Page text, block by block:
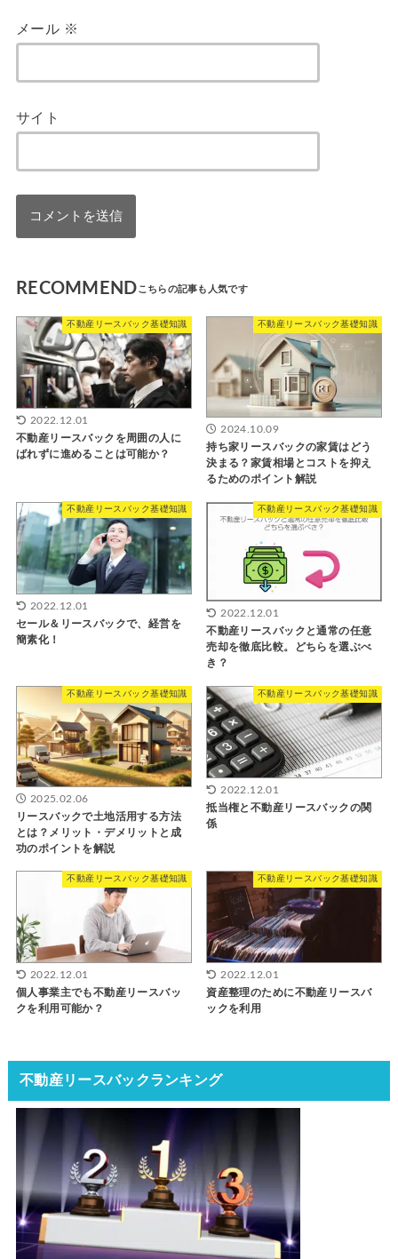
メール ※
サイト
RECOMMEND
不動産リースバック基礎知識
2022.12.01
不動産リースバックを周囲の人に
ばれずに進めることは可能か？
不動産リースバック基礎知識
2024.10.09
持ち家リースバックの家賃はどう
決まる？家賃相場とコストを抑え
るためのポイント解説
不動産リースバック基礎知識
2022.12.01
セール＆リースバックで、経営を
簡素化！
不動産リースバック基礎知識
2022.12.01
不動産リースバックと通常の任意
売却を徹底比較。どちらを選ぶべ
き？
不動産リースバック基礎知識
2025.02.06
リースバックで土地活用する方法
とは？メリット・デメリットと成
功のポイントを解説
不動産リースバック基礎知識
2022.12.01
抵当権と不動産リースバックの関
係
不動産リースバック基礎知識
2022.12.01
個人事業主でも不動産リースバッ
クを利用可能か？
不動産リースバック基礎知識
2022.12.01
資産整理のために不動産リースバ
ックを利用
不動産リースバックランキング